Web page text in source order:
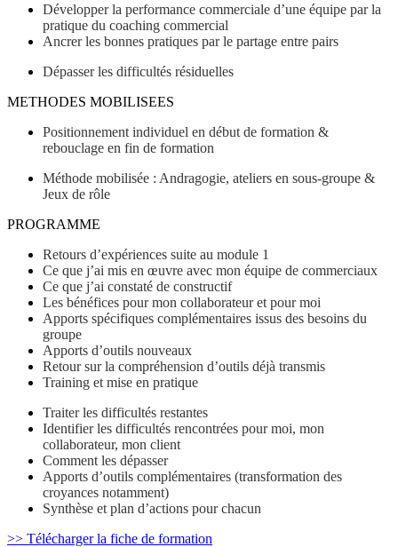
Développer la performance commerciale d’une équipe par la
pratique du coaching commercial
Ancrer les bonnes pratiques par le partage entre pairs
Dépasser les difficultés résiduelles
METHODES MOBILISEES
Positionnement individuel en début de formation &
rebouclage en fin de formation
Méthode mobilisée : Andragogie, ateliers en sous-groupe &
Jeux de rôle
PROGRAMME
Retours d’expériences suite au module 1
Ce que j’ai mis en œuvre avec mon équipe de commerciaux
Ce que j’ai constaté de constructif
Les bénéfices pour mon collaborateur et pour moi
Apports spécifiques complémentaires issus des besoins du
groupe
Apports d’outils nouveaux
Retour sur la compréhension d’outils déjà transmis
Training et mise en pratique
Traiter les difficultés restantes
Identifier les difficultés rencontrées pour moi, mon
collaborateur, mon client
Comment les dépasser
Apports d’outils complémentaires (transformation des
croyances notamment)
Synthèse et plan d’actions pour chacun
>> Télécharger la fiche de formation